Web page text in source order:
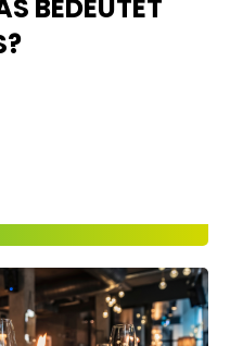
BEDEUTET